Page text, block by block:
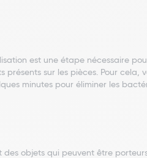
est une étape nécessaire
sur les pièces. Pour
minutes pour éliminer les
objets qui peuvent être